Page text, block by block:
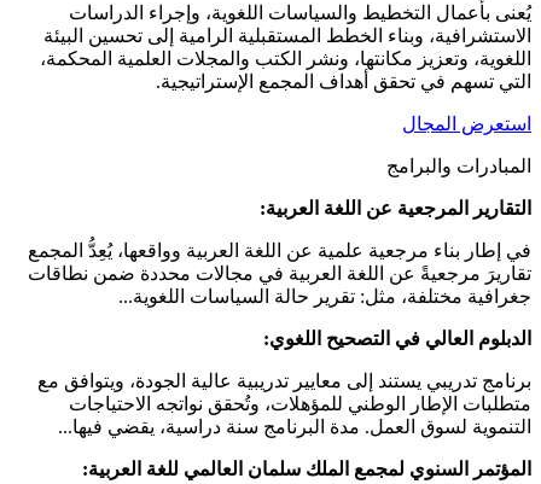
يُعنى بأعمال التخطيط والسياسات اللغوية، وإجراء الدراسات
الاستشرافية، وبناء الخطط المستقبلية الرامية إلى تحسين البيئة
اللغوية، وتعزيز مكانتها، ونشر الكتب والمجلات العلمية المحكمة،
التي تسهم في تحقق أهداف المجمع الإستراتيجية.
استعرض المجال
المبادرات والبرامج
التقارير المرجعية عن اللغة العربية:
في إطار بناء مرجعية علمية عن اللغة العربية وواقعها، يُعِدُّ المجمع
تقاريرَ مرجعيةً عن اللغة العربية في مجالات محددة ضمن نطاقات
جغرافية مختلفة، مثل: تقرير حالة السياسات اللغوية...
الدبلوم العالي في التصحيح اللغوي:
برنامج تدريبي يستند إلى معايير تدريبية عالية الجودة، ويتوافق مع
متطلبات الإطار الوطني للمؤهلات، وتُحقق نواتجه الاحتياجات
التنموية لسوق العمل. مدة البرنامج سنة دراسية، يقضي فيها...
المؤتمر السنوي لمجمع الملك سلمان العالمي للغة العربية: